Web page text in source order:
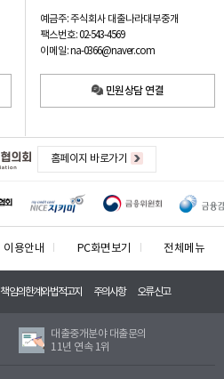
예금주: 주식회사 대출나라대부중개
팩스번호: 02-543-4569
이메일: na-0366@naver.com
민원상담 연결
홈페이지 바로가기
이용안내 PC화면보기 전체메뉴
책임의한계와법적고지 주의사항 오류신고
대출중개분야 대출문의
11년 연속 1위